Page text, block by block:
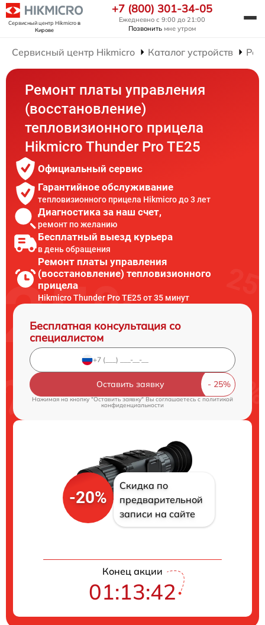
Сервисный центр Hikmicroв
Кирове
+7 (800) 301-34-05
Ежедневно с 9:00 до 21:00
Позвонить мне утром
Сервисный центр Hikmicro Каталог устройств
Ремонт платы управления
(восстановление)
тепловизионного прицела
Hikmicro Thunder Pro TE25
Официальный сервис
Гарантийное обслуживание
тепловизионного прицела Hikmicro до 3 лет
Диагностика за наш счет,
ремонт по желанию
Бесплатный выезд курьера
в день обращения
Ремонт платы управления
(восстановление) тепловизионного
прицела
Hikmicro Thunder Pro TE25 от 35 минут
Бесплатная консультация со
специалистом
Оставить заявку
Нажимая на кнопку "Оставить заявку" Вы соглашаетесь cполитикой
конфиденциальности
-20%
Скидка по
предварительной
записи на сайте
Конец акции
01:13:41